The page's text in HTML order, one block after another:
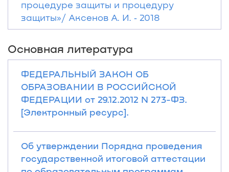
процедуре защиты и процедуру
защиты»/ Аксенов А. И. ‐ 2018
Основная литература
ФЕДЕРАЛЬНЫЙ ЗАКОН ОБ
ОБРАЗОВАНИИ В РОССИЙСКОЙ
ФЕДЕРАЦИИ от 29.12.2012 N 273-ФЗ.
[Электронный ресурс].
Об утверждении Порядка проведения
государственной итоговой аттестации